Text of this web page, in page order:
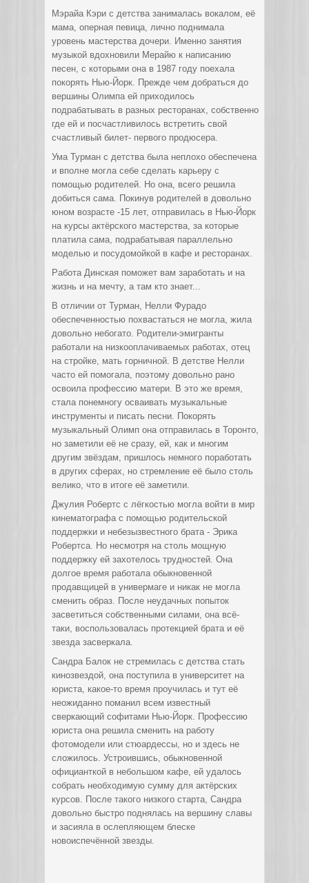
Мэрайа Кэри с детства занималась вокалом, её
мама, оперная певица, лично поднимала
уровень мастерства дочери. Именно занятия
музыкой вдохновили Мерайю к написанию
песен, с которыми она в 1987 году поехала
покорять Нью-Йорк. Прежде чем добраться до
вершины Олимпа ей приходилось
подрабатывать в разных ресторанах, собственно
где ей и посчастливилось встретить свой
счастливый билет- первого продюсера.
Ума Турман с детства была неплохо обеспечена
и вполне могла себе сделать карьеру с
помощью родителей. Но она, всего решила
добиться сама. Покинув родителей в довольно
юном возрасте -15 лет, отправилась в Нью-Йорк
на курсы актёрского мастерства, за которые
платила сама, подрабатывая параллельно
моделью и посудомойкой в кафе и ресторанах.
Работа Динская поможет вам заработать и на
жизнь и на мечту, а там кто знает...
В отличии от Турман, Нелли Фурадо
обеспеченностью похвастаться не могла, жила
довольно небогато. Родители-эмигранты
работали на низкооплачиваемых работах, отец
на стройке, мать горничной. В детстве Нелли
часто ей помогала, поэтому довольно рано
освоила профессию матери. В это же время,
стала понемногу осваивать музыкальные
инструменты и писать песни. Покорять
музыкальный Олимп она отправилась в Торонто,
но заметили её не сразу, ей, как и многим
другим звёздам, пришлось немного поработать
в других сферах, но стремление её было столь
велико, что в итоге её заметили.
Джулия Робертс с лёгкостью могла войти в мир
кинематографа с помощью родительской
поддержки и небезызвестного брата - Эрика
Робертса. Но несмотря на столь мощную
поддержку ей захотелось трудностей. Она
долгое время работала обыкновенной
продавщицей в универмаге и никак не могла
сменить образ. После неудачных попыток
засветиться собственными силами, она всё-
таки, воспользовалась протекцией брата и её
звезда засверкала.
Сандра Балок не стремилась с детства стать
кинозвездой, она поступила в университет на
юриста, какое-то время проучилась и тут её
неожиданно поманил всем известный
сверкающий софитами Нью-Йорк. Профессию
юриста она решила сменить на работу
фотомодели или стюардессы, но и здесь не
сложилось. Устроившись, обыкновенной
официанткой в небольшом кафе, ей удалось
собрать необходимую сумму для актёрских
курсов. После такого низкого старта, Сандра
довольно быстро поднялась на вершину славы
и засияла в ослепляющем блеске
новоиспечённой звезды.